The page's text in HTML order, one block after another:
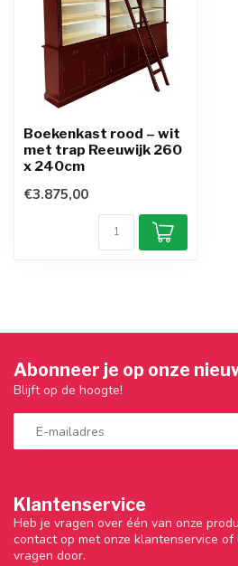
Boekenkast rood – wit
met trap Reeuwijk 260
x 240cm
€3.875,00
Klantenservice
Heb je vragen over één van onze
contact op met onze klantenservice
vragen door.
Abonneer je op onze
Blijft op de hoogte!